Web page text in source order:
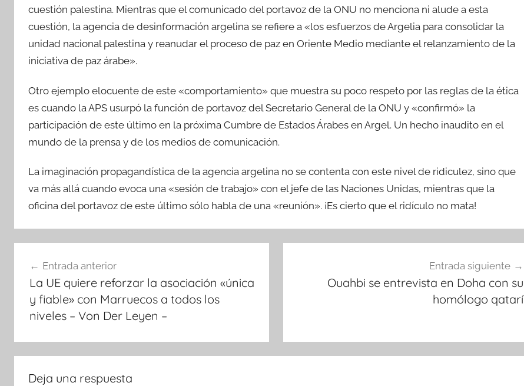
cuestión palestina. Mientras que el comunicado del portavoz de la ONU no menciona ni alude a esta
cuestión, la agencia de desinformación argelina se refiere a «los esfuerzos de Argelia para consolidar la
unidad nacional palestina y reanudar el proceso de paz en Oriente Medio mediante el relanzamiento de la
iniciativa de paz árabe».
Otro ejemplo elocuente de este «comportamiento» que muestra su poco respeto por las reglas de la ética
es cuando la APS usurpó la función de portavoz del Secretario General de la ONU y «confirmó» la
participación de este último en la próxima Cumbre de Estados Árabes en Argel. Un hecho inaudito en el
mundo de la prensa y de los medios de comunicación.
La imaginación propagandística de la agencia argelina no se contenta con este nivel de ridiculez, sino que
va más allá cuando evoca una «sesión de trabajo» con el jefe de las Naciones Unidas, mientras que la
oficina del portavoz de este último sólo habla de una «reunión». ¡Es cierto que el ridículo no mata!
de
entradas
Entrada anterior
La UE quiere reforzar la asociación «única
y fiable» con Marruecos a todos los
niveles – Von Der Leyen –
Entrada siguiente
Ouahbi se entrevista en Doha con su
homólogo qatarí
Deja una respuesta